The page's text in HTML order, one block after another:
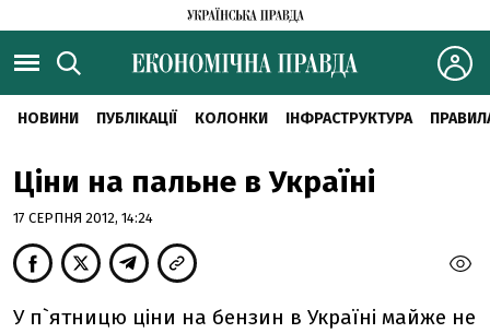
НОВИНИ ПУБЛІКАЦІЇ КОЛОНКИ ІНФРАСТРУКТУРА
Ціни на пальне в Україні
17 СЕРПНЯ 2012, 14:24
У п`ятницю ціни на бензин в Україні майже не